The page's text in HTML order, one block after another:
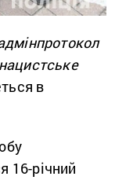
в
16-річний